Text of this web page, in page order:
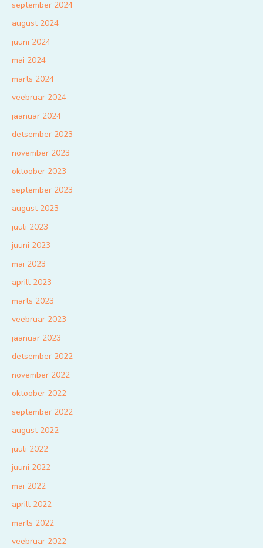
september 2024
august 2024
juuni 2024
mai 2024
märts 2024
veebruar 2024
jaanuar 2024
detsember 2023
november 2023
oktoober 2023
september 2023
august 2023
juuli 2023
juuni 2023
mai 2023
aprill 2023
märts 2023
veebruar 2023
jaanuar 2023
detsember 2022
november 2022
oktoober 2022
september 2022
august 2022
juuli 2022
juuni 2022
mai 2022
aprill 2022
märts 2022
veebruar 2022